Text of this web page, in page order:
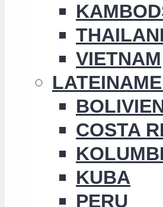
VIETNAM
COSTA
KUBA
PERU